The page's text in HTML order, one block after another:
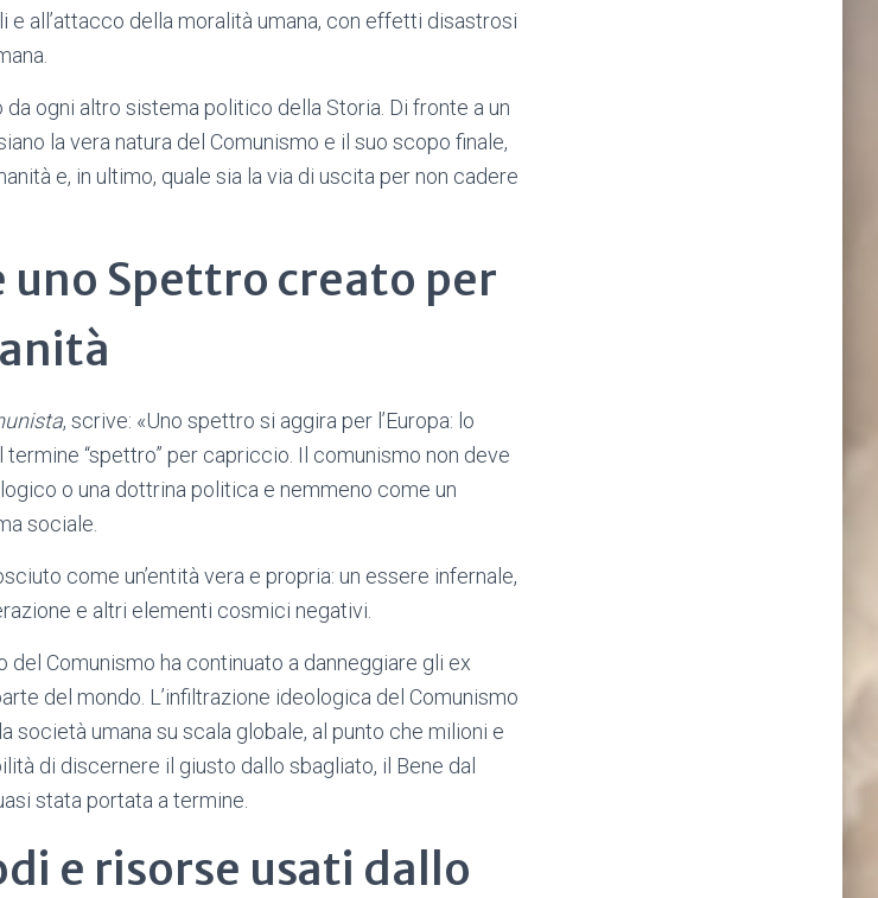
e all’attacco della moralità umana, con effetti disastrosi
ogni altro sistema politico della Storia. Di fronte a un
la vera natura del Comunismo e il suo scopo finale,
e, in ultimo, quale sia la via di uscita per non cadere
uno Spettro creato per
, scrive: «Uno spettro si aggira per l’Europa: lo
“spettro” per capriccio. Il comunismo non deve
o una dottrina politica e nemmeno come un
sociale.
come un’entità vera e propria: un essere infernale,
e altri elementi cosmici negativi.
del Comunismo ha continuato a danneggiare gli ex
del mondo. L’infiltrazione ideologica del Comunismo
società umana su scala globale, al punto che milioni e
di discernere il giusto dallo sbagliato, il Bene dal
stata portata a termine.
e risorse usati dallo